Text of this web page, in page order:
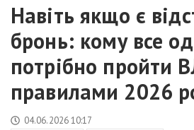
Навіть якщо є
бронь: кому все
потрібно пройти
правилами 2026
04.06.2026 10:17